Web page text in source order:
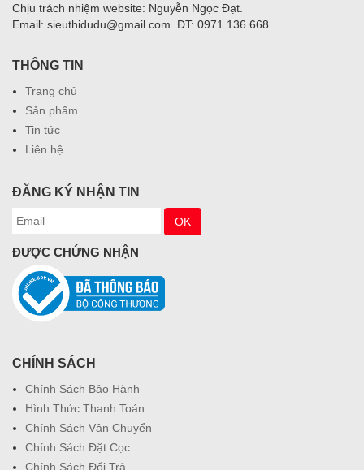
Chịu trách nhiệm website: Nguyễn Ngọc Đạt.
Email: sieuthidudu@gmail.com. ĐT: 0971 136 668
THÔNG TIN
Trang chủ
Sản phẩm
Tin tức
Liên hệ
ĐĂNG KÝ NHẬN TIN
ĐƯỢC CHỨNG NHẬN
CHÍNH SÁCH
Chính Sách Bảo Hành
Hình Thức Thanh Toán
Chính Sách Vận Chuyển
Chính Sách Đặt Cọc
Chính Sách Đổi Trả